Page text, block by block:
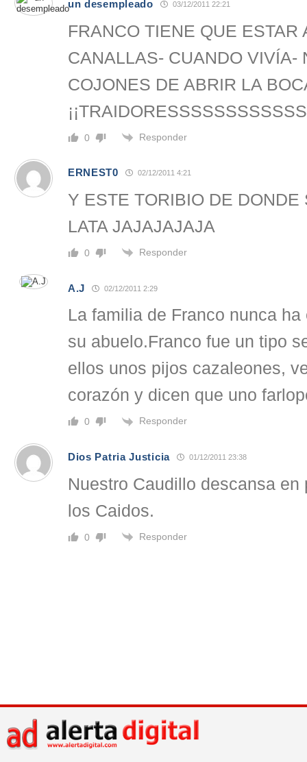
un desempleado 03/12/2011 22:21
FRANCO TIENE QUE ESTAR
CANALLAS- CUANDO VIVÍA-
COJONES DE ABRIR LA
0 Responder
ERNEST0 02/12/2011 4:21
Y ESTE TORIBIO DE DONDE
LATA JAJAJAJAJA
0 Responder
A.J 02/12/2011 2:29
La familia de Franco nunca
su abuelo.Franco fue un tipo
ellos unos pijos cazaleones,
corazón y dicen que uno
0 Responder
Dios Patria Justicia 01/12/2011 23:38
Nuestro Caudillo descansa en
los Caidos.
0 Responder